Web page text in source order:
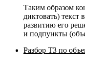
Таким образом
диктовать)
развитию его
и подпункты
Разбор ТЗ по